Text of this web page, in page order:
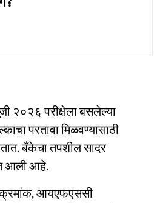
२०२६ परीक्षेला बसलेल्या
परतावा मिळवण्यासाठी
बँकेचा तपशील सादर
आली आहे.
क्रमांक, आयएफएससी